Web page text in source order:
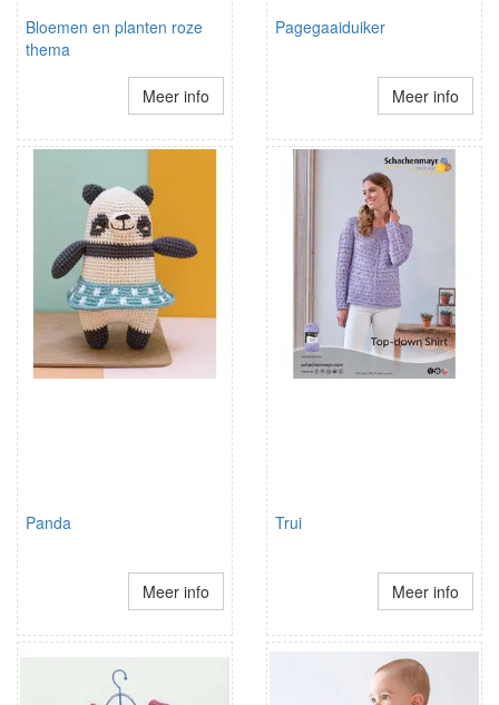
Bloemen en planten roze
thema
Meer info
Pagegaaiduiker
Meer info
Panda
Meer info
Trui
Meer info